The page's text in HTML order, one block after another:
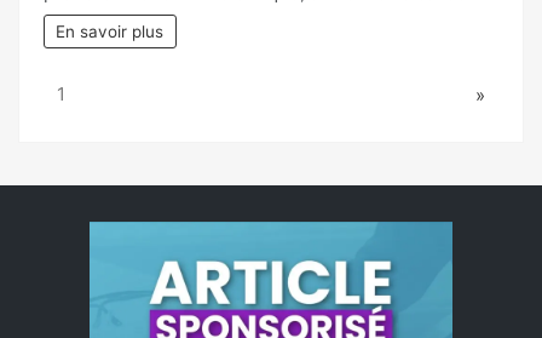
En savoir plus
Page:
1 Next
»